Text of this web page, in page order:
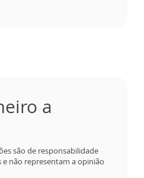
a
são de responsabilidade
e não representam a opinião